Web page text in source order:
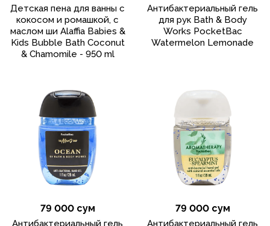
Детская пена для ванны с
кокосом и ромашкой, с
маслом ши Alaffia Babies &
Kids Bubble Bath Coconut
& Chamomile - 950 ml
Антибактериальный гель
для рук Bath & Body
Works PocketBac
Watermelon Lemonade
79 000 сум
Антибактериальный гель
79 000 сум
Антибактериальный гель